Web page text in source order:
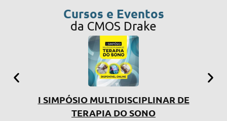
Cursos e Eventos
da CMOS Drake
I SIMPÓSIO MULTIDISCIPLINAR DE
TERAPIA DO SONO